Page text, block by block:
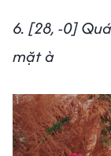
6. [28, -0]
mặt à